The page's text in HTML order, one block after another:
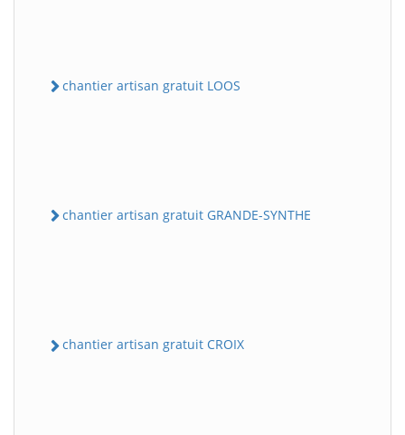
chantier artisan gratuit LOOS
chantier artisan gratuit GRANDE-SYNTHE
chantier artisan gratuit CROIX